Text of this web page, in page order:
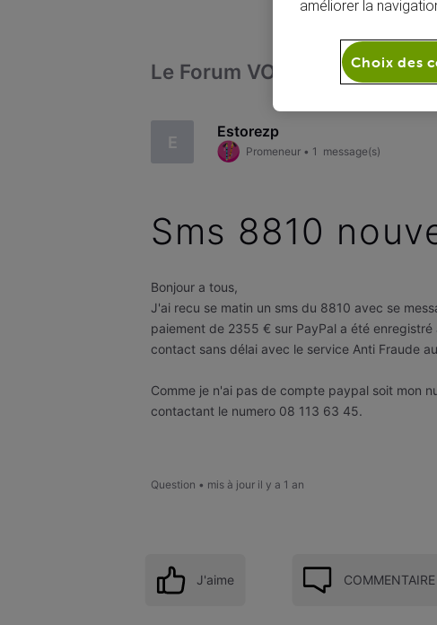
Le Forum VOO
E
Estorezp
Promeneur• 1 message(s)
Sms 8810
Bonjour a tous,
J'ai recu se matin un sms du 8810 avec se
paiement de 2355 € sur PayPal a été
contact sans délai avec le service Anti Fraude
Comme je n'ai pas de compte paypal soit mon
contactant le numero 08 113 63 45.
Question • mis à jour il y a 1 an
J'aime COMMENTAIRE
améliorer la
Choix des